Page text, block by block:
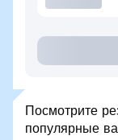
Посмотрите
популярные